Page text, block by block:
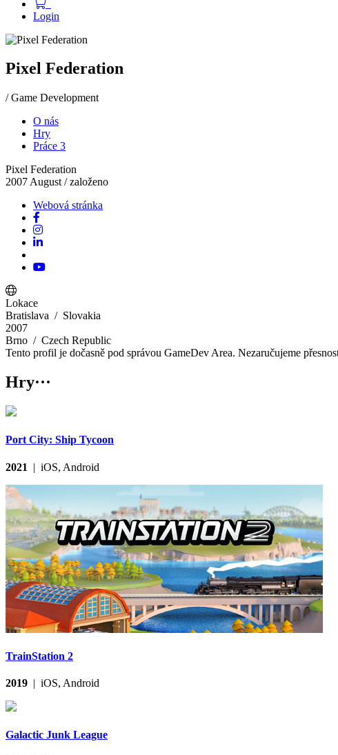
Login
Pixel Federation
/ Game Development
O nás
Hry
Práce 3
Pixel Federation
2007 August / založeno
Webová stránka
Lokace
Bratislava / Slovakia
2007
Brno / Czech Republic
Tento profil je dočasně pod správou GameDev Area. Nezaručujeme
Hry···
Port City: Ship Tycoon
2021 | iOS, Android
TrainStation 2
2019 | iOS, Android
Galactic Junk League